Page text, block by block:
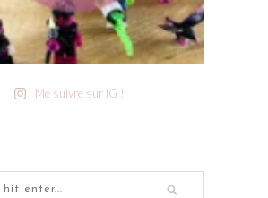
Me suivre sur IG !